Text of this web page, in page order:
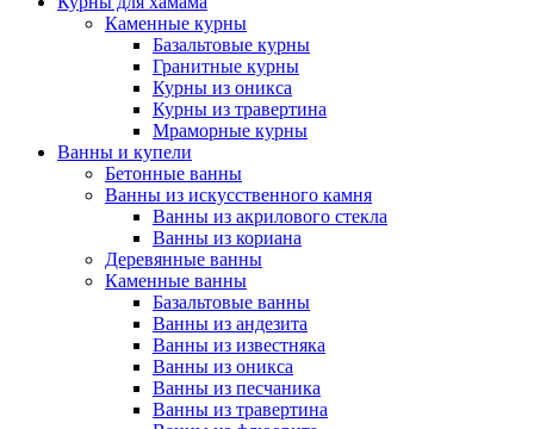
Каменные курны
Базальтовые курны
Гранитные курны
Курны из оникса
Курны из травертина
Мраморные курны
Ванны и купели
Бетонные ванны
Ванны из искусственного камня
Ванны из акрилового стекла
Ванны из кориана
Деревянные ванны
Каменные ванны
Базальтовые ванны
Ванны из андезита
Ванны из известняка
Ванны из оникса
Ванны из песчаника
Ванны из травертина